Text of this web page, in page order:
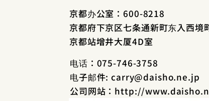
巧妙避开京都观光的拥挤｜
时段·交通·秘境景点轻松
🗺️
京都办公室：600-8218
京都府下京区七条通新町东入西境
京都站增井大厦4D室
电话：075-746-3758
电子邮件:carry@daisho.ne.jp
公司网站： http://